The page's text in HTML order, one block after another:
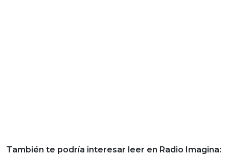
También te podría interesar leer en Radio Imagina: